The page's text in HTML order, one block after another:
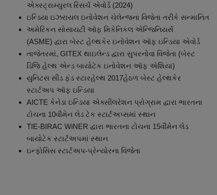
એક્સ્ટ્રામ્યુરલ રિસર્ચ એવોર્ડ (2024)
ઇન્ડિયા ઇઝરાયલ ઇનોવેશન ચેલેન્જના વિજેતા તરીકે સન્માનિત
અમેરિકન સોસાયટી ઑફ મિકેનિકલ એન્જિનિયર્સ
(ASME) દ્વારા બેસ્ટ હેલ્થકેર ઇનોવેશન ઑફ ઇન્ડિયા એવોર્ડ
તાજેતરમાં, GITEX થાઇલેન્ડ દ્વારા સુપરનોવા વિજેતા (બેસ્ટ
ડિજિ હેલ્થ એન્ડ બાયોટેક ઇનોવેશન ઑફ એશિયા)
યુનિટસ સીડ ફંડ સ્ટારહેલ્થ 2017હેઠળ બેસ્ટ હેલ્થકેર
સ્ટાર્ટઅપ ઑફ ઇન્ડિયા
AICTE કેનેડા ઇન્ડિયા એક્સીલરેશન પ્રોગ્રામ દ્વારા ભારતના
ટોચના 10વીમેન લેડ ટેક સ્ટાર્ટઅપ્સમાં સ્થાન
TIE-BIRAC WiNER દ્વારા ભારતના ટોચના 15વીમેન લેડ
બાયોટેક સ્ટાર્ટઅપમાં સ્થાન
ઇન્ફોસિસ સ્ટાર્ટઅપ-પ્રેન્યોરના વિજેતા